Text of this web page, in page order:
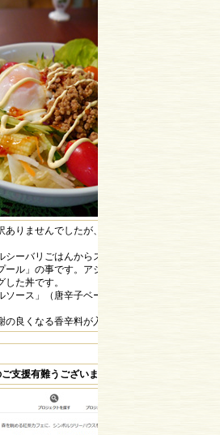
りませんでしたが、視力回復！頑張りますの
ーバリごはんからスタートです。バリごはん
ール」の事です。アジアンテイストの香辛料で
た丼です。
ース」（唐辛子ベースのピリピリソース）を
の良くなる香辛料が入っているので、食欲増進
支援有難うございました！